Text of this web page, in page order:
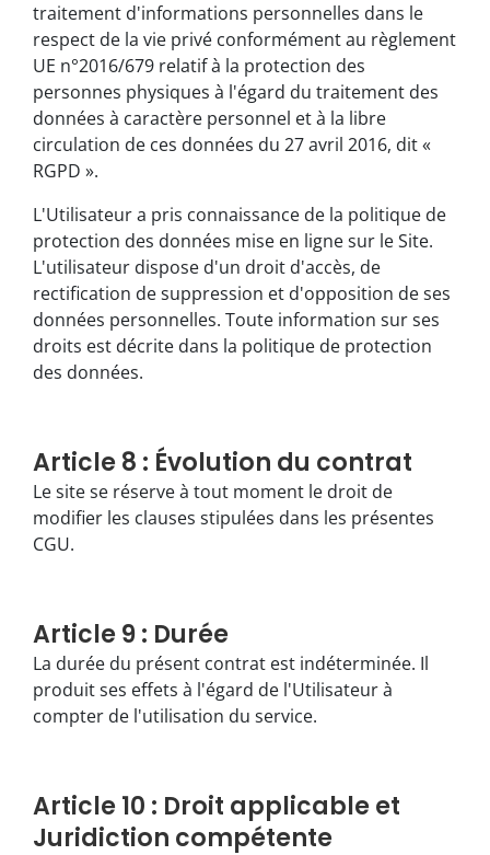
traitement d'informations personnelles dans le
respect de la vie privé conformément au règlement
UE n°2016/679 relatif à la protection des
personnes physiques à l'égard du traitement des
données à caractère personnel et à la libre
circulation de ces données du 27 avril 2016, dit «
RGPD ».
L'Utilisateur a pris connaissance de la politique de
protection des données mise en ligne sur le Site.
L'utilisateur dispose d'un droit d'accès, de
rectification de suppression et d'opposition de ses
données personnelles. Toute information sur ses
droits est décrite dans la politique de protection
des données.
Article 8 : Évolution du contrat
Le site se réserve à tout moment le droit de
modifier les clauses stipulées dans les présentes
CGU.
Article 9 : Durée
La durée du présent contrat est indéterminée. Il
produit ses effets à l'égard de l'Utilisateur à
compter de l'utilisation du service.
Article 10 : Droit applicable et
Juridiction compétente